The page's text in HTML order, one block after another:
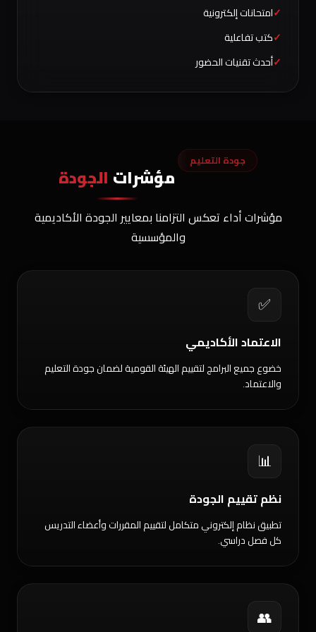
امتحانات إلكترونية
كتب تفاعلية
أحدث تقنيات الحضور
جودة التعليم
مؤشرات الجودة
مؤشرات أداء تعكس التزامنا بمعايير الجودة الأكاديمية
والمؤسسية
✅
الاعتماد الأكاديمي
خضوع جميع البرامج لتقييم الهيئة القومية لضمان جودة التعليم
والاعتماد.
📊
نظم تقييم الجودة
تطبيق نظام إلكتروني متكامل لتقييم المقررات وأعضاء التدريس
كل فصل دراسي.
👥